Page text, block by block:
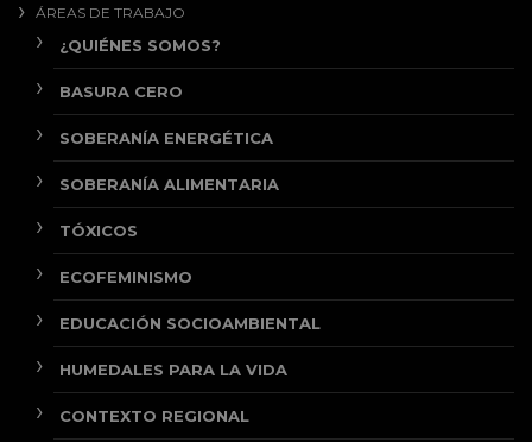
ÁREAS DE TRABAJO
¿QUIÉNES SOMOS?
BASURA CERO
SOBERANÍA ENERGÉTICA
SOBERANÍA ALIMENTARIA
TÓXICOS
ECOFEMINISMO
EDUCACIÓN SOCIOAMBIENTAL
HUMEDALES PARA LA VIDA
CONTEXTO REGIONAL